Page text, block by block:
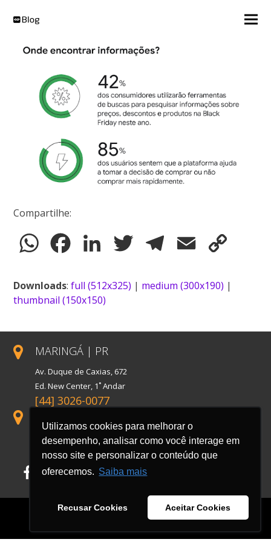
Utilizamos cookies para melhorar o
desempenho, analisar como você interage em
nosso site e personalizar o conteúdo que
oferecemos. Saiba mais
Recusar Cookies Aceitar Cookies
Compartilhe:
WhatsAppFacebookLinkedIn Twitter TelegramEmail
Downloads:full (512x325) | medium (300x190) |
thumbnail (150x150)
MARINGÁ | PR
Av. Duque de Caxias, 672
Ed. New Center, 1˚ Andar
[44] 3026-0077
Rua Florida, 1738, Conj. 121
Cidade Monções
Facebook
LinkedIn
Instagram